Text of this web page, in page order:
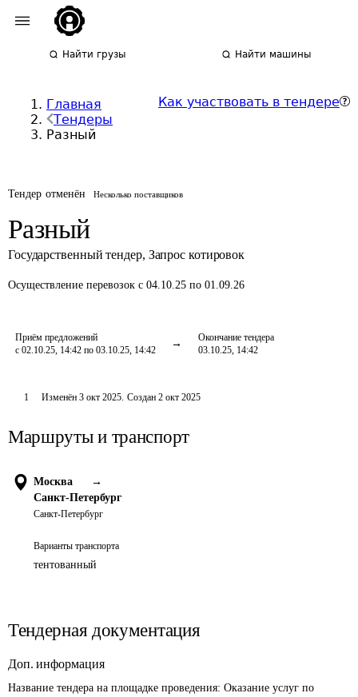
Найти грузы Найти машины
Главная
Тендеры
Разный
Как участвовать в тендере
Тендер отменён Несколько поставщиков
Разный
Государственный тендер, Запрос котировок
Осуществление перевозок с 04.10.25 по 01.09.26
Приём предложений
с 02.10.25, 14:42 по 03.10.25, 14:42
Окончание тендера
03.10.25, 14:42
1 Изменён 3 окт 2025. Создан 2 окт 2025
Маршруты и транспорт
Москва
→
Санкт-Петербург
Санкт-Петербург
Варианты транспорта
тентованный
Тендерная документация
Доп. информация
Название тендера на площадке проведения: Оказание услуг по